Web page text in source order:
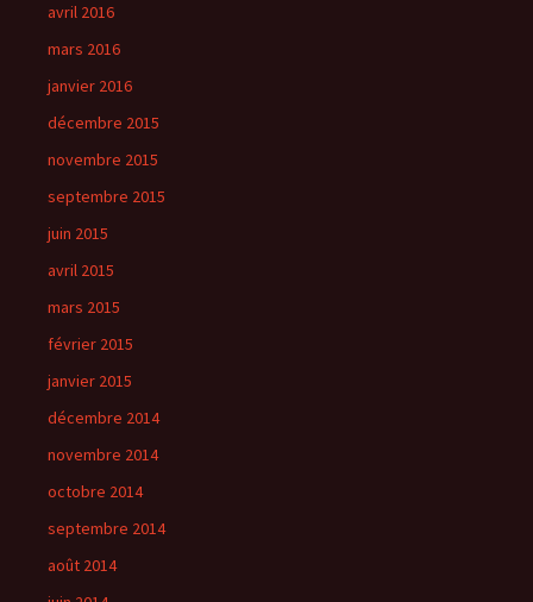
avril 2016
mars 2016
janvier 2016
décembre 2015
novembre 2015
septembre 2015
juin 2015
avril 2015
mars 2015
février 2015
janvier 2015
décembre 2014
novembre 2014
octobre 2014
septembre 2014
août 2014